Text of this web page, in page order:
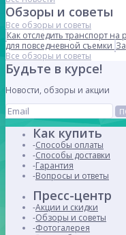
Обзоры и советы
Все обзоры и советы
Как отследить транспорт на
для повседневной съемки
Все обзоры и советы
Будьте в курсе!
Новости, обзоры и акции
Как купить
Способы оплаты
Способы доставки
Гарантия
Вопросы и ответы
Пресс-центр
Акции и скидки
Обзоры и советы
Фотогалерея